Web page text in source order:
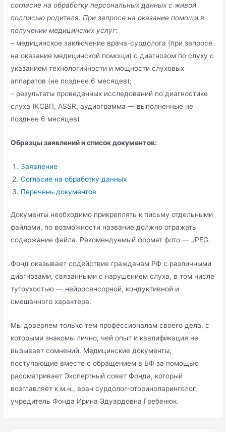
согласие на обработку персональных данных с живой
подписью родителя. При запросе на оказание помощи в
получении медицинских услуг:
– медицинское заключение врача-сурдолога (при запросе
на оказание медицинской помощи) с диагнозом по слуху с
указанием технологичности и мощности слуховых
аппаратов (не позднее 6 месяцев);
– результаты проведенных исследований по диагностике
слуха (КСВП, ASSR, аудиограмма — выполненные не
позднее 6 месяцев)
Образцы заявлений и список документов:
Заявление
Согласие на обработку данных
Перечень документов
Документы необходимо прикреплять к письму отдельными
файлами, по возможности название должно отражать
содержание файла. Рекомендуемый формат фото — JPEG.
Фонд оказывает содействие гражданам РФ с различными
диагнозами, связанными с нарушением слуха, в том числе
тугоухостью — нейросенсорной, кондуктивной и
смешанного характера.
Мы доверяем только тем профессионалам своего дела, с
которыми знакомы лично, чей опыт и квалификация не
вызывает сомнений. Медицинские документы,
поступающие вместе с обращением в БФ за помощью
рассматривает Экспертный совет Фонда, который
возглавляет к.м.н., врач сурдолог-оториноларинголог,
учредитель Фонда Ирина Эдуардовна Гребенюк.